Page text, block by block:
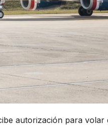
autorización para